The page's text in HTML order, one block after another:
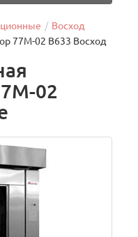
Восход
77М-02 В633 Восход
02